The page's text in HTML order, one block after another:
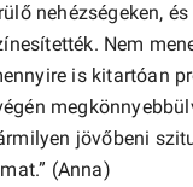
nehézségeken,
Nem
is kitartóan
jövőbeni
(Anna)